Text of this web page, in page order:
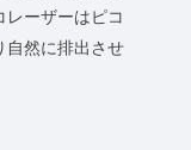
ーザーはピコ
自然に排出させ